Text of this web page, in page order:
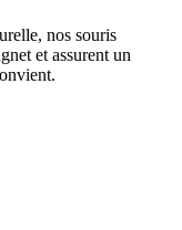
nos souris
et assurent un